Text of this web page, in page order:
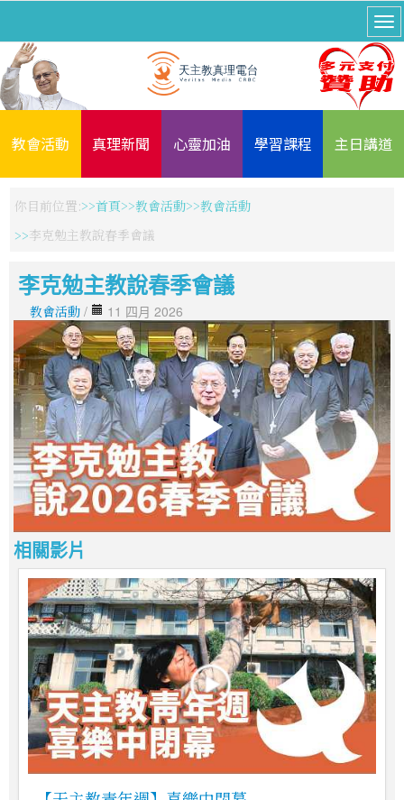
教會活動 真理新聞 心靈加油 學習課程 主日講道
你目前位置: 首頁 教會活動
教會活動
李克勉主教說春季會議
李克勉主教說春季會議
教會活動 / 11 四月 2026
相關影片